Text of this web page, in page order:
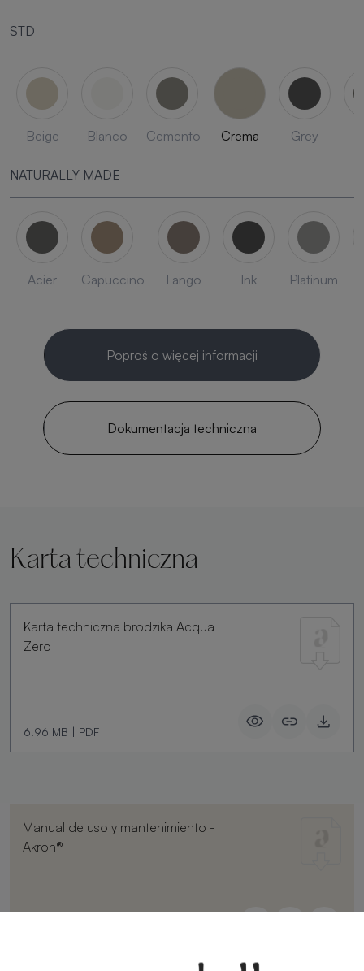
STD
Beige Blanco Cemento Crema Grey
NATURALLY MADE
Acier Capuccino Fango Ink Platinum
Poproś o więcej informacji
Dokumentacja techniczna
Karta techniczna
Karta techniczna brodzika Acqua
Zero
6.96 MB | PDF
Manual de uso y mantenimiento -
Akron®